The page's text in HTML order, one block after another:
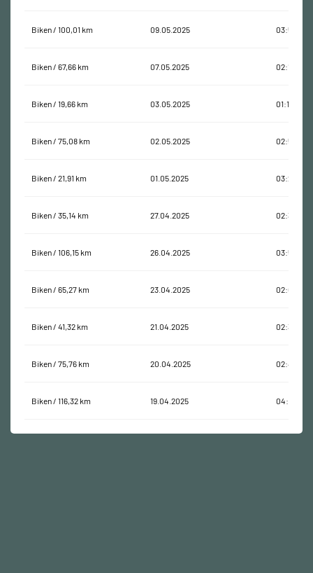
Biken / 100,01 km 09.05.2025 03:54:23
Biken / 67,66 km 07.05.2025 02:19:45
Biken / 19,66 km 03.05.2025 01:14:13
Biken / 75,08 km 02.05.2025 02:55:24
Biken / 21,91 km 01.05.2025 03:28:49
Biken / 35,14 km 27.04.2025 02:34:10
Biken / 106,15 km 26.04.2025 03:54:30
Biken / 65,27 km 23.04.2025 02:02:03
Biken / 41,32 km 21.04.2025 02:34:25
Biken / 75,76 km 20.04.2025 02:47:39
Biken / 116,32 km 19.04.2025 04:26:03